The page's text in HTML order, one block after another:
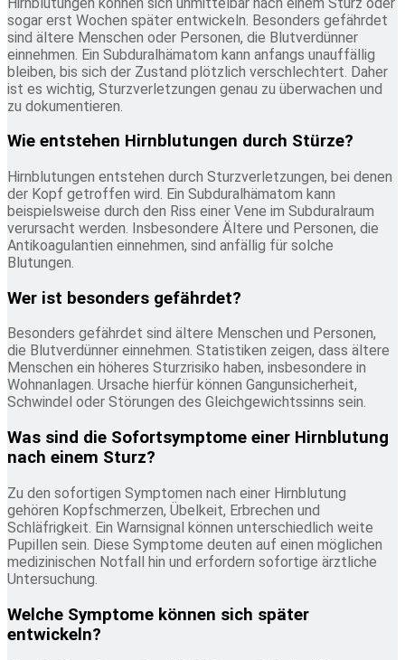
sogar erst Wochen später entwickeln. Besonders gefährdet
sind ältere Menschen oder Personen, die Blutverdünner
einnehmen. Ein Subduralhämatom kann anfangs unauffällig
bleiben, bis sich der Zustand plötzlich verschlechtert. Daher
ist es wichtig, Sturzverletzungen genau zu überwachen und
zu dokumentieren.
Wie entstehen Hirnblutungen durch Stürze?
Hirnblutungen entstehen durch Sturzverletzungen, bei denen
der Kopf getroffen wird. Ein Subduralhämatom kann
beispielsweise durch den Riss einer Vene im Subduralraum
verursacht werden. Insbesondere Ältere und Personen, die
Antikoagulantien einnehmen, sind anfällig für solche
Blutungen.
Wer ist besonders gefährdet?
Besonders gefährdet sind ältere Menschen und Personen,
die Blutverdünner einnehmen. Statistiken zeigen, dass ältere
Menschen ein höheres Sturzrisiko haben, insbesondere in
Wohnanlagen. Ursache hierfür können Gangunsicherheit,
Schwindel oder Störungen des Gleichgewichtssinns sein.
Was sind die Sofortsymptome einer Hirnblutung
nach einem Sturz?
Zu den sofortigen Symptomen nach einer Hirnblutung
gehören Kopfschmerzen, Übelkeit, Erbrechen und
Schläfrigkeit. Ein Warnsignal können unterschiedlich weite
Pupillen sein. Diese Symptome deuten auf einen möglichen
medizinischen Notfall hin und erfordern sofortige ärztliche
Untersuchung.
Welche Symptome können sich später
entwickeln?